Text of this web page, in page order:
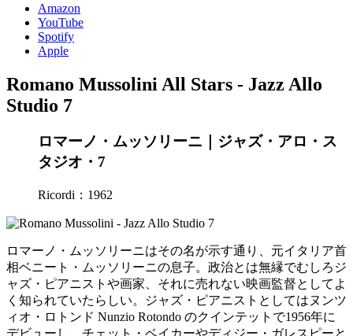
Amazon
YouTube
Spotify
Apple
Romano Mussolini All Stars - Jazz Allo
Studio 7
ロマーノ・ムッソリーニ｜ジャズ・アロ・ス
タジオ・7
Ricordi：1962
ロマーノ・ムッソリーニはその名が示す通り、元イタリア首
相ベニート・ムッソリーニの息子。政治とは無縁でむしろジ
ャズ・ピアニストや画家、それに売れない映画監督としてよ
く知られていたらしい。ジャズ・ピアニストとしてはヌンツ
ィオ・ロトンド Nunzio Rotondo のクインテットで1956年に